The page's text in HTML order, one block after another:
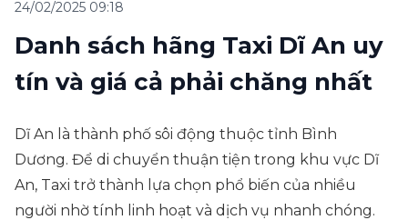
24/02/2025 09:18
Danh sách hãng Taxi Dĩ An uy
tín và giá cả phải chăng nhất
Dĩ An là thành phố sôi động thuộc tỉnh Bình
Dương. Để di chuyển thuận tiện trong khu vực Dĩ
An, Taxi trở thành lựa chọn phổ biến của nhiều
người nhờ tính linh hoạt và dịch vụ nhanh chóng.